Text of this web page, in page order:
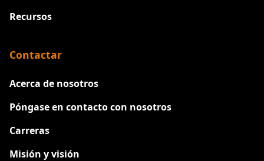
Recursos
Contactar
Acerca de nosotros
Póngase en contacto con nosotros
Carreras
Misión y visión